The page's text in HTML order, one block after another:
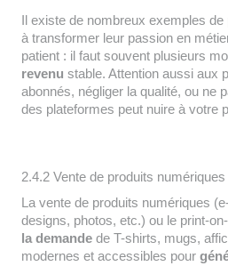
Il existe de nombreux exemples
à transformer leur passion en
patient : il faut souvent plusieurs
revenu stable. Attention aussi aux
abonnés, négliger la qualité, ou ne
des plateformes peut nuire à votre
2.4.2 Vente de produits
La vente de produits numériques
designs, photos, etc.) ou le print-
la demande de T-shirts, mugs,
modernes et accessibles pour